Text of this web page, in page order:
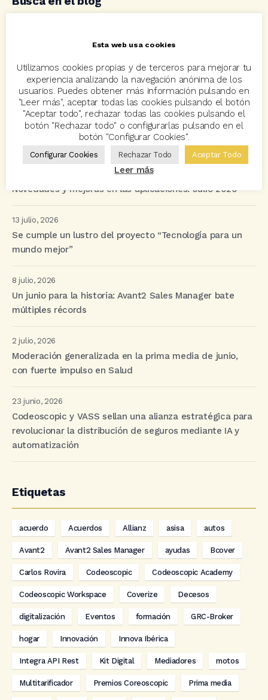
Categorías
Últimas Entradas
Novedades y mejoras en las aplicaciones. Julio 2026
13 julio, 2026
Se cumple un lustro del proyecto “Tecnología para un
mundo mejor”
8 julio, 2026
Un junio para la historia: Avant2 Sales Manager bate
múltiples récords
2 julio, 2026
Moderación generalizada en la prima media de junio,
con fuerte impulso en Salud
23 junio, 2026
Codeoscopic y VASS sellan una alianza estratégica para
revolucionar la distribución de seguros mediante IA y
automatización
Etiquetas
acuerdo Acuerdos Allianz asisa autos
Avant2 Avant2 Sales Manager ayudas Bcover
Carlos Rovira Codeoscopic Codeoscopic Academy
Codeoscopic Workspace Coverize Decesos
digitalización Eventos formación GRC-Broker
hogar Innovación Innova Ibérica
Integra API Rest Kit Digital Mediadores motos
Multitarificador Premios Coreoscopic Prima media
Esta web usa cookies
Utilizamos cookies propias y de terceros para mejorar tu
experiencia analizando la navegación anónima de los
usuarios. Puedes obtener más información pulsando en
"Leer más", aceptar todas las cookies pulsando el botón
"Aceptar todo", rechazar todas las cookies pulsando el
botón "Rechazar todo" o configurarlas pulsando en el
botón "Configurar Cookies".
Configurar Cookies Rechazar Todo Aceptar Todo
Leer más